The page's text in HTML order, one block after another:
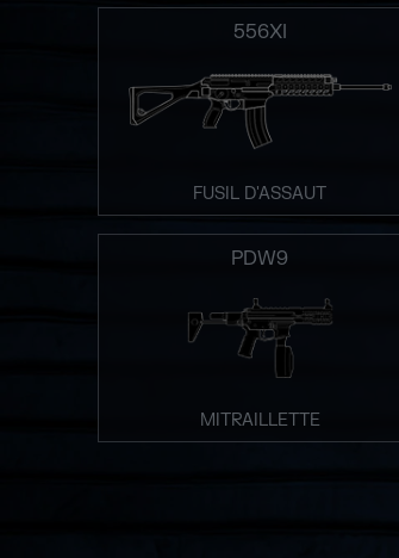
556XI
FUSIL D'ASSAUT
PDW9
MITRAILLETTE